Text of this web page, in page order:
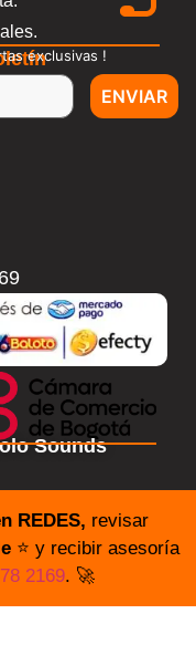
exclusivas !
ENVIAR
Sounds
REDES, revisar
⭐️ y recibir asesoría
2169. 🚀